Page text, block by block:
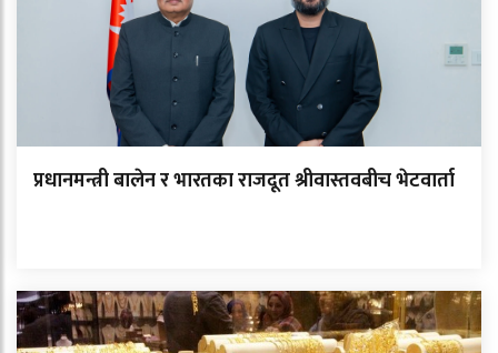
प्रधानमन्त्री बालेन र भारतका राजदूत श्रीवास्तवबीच भेटवार्ता